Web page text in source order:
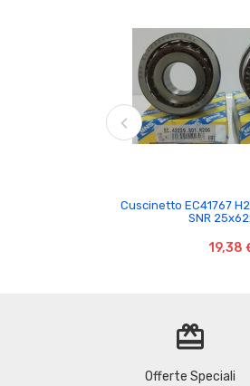

Cuscinetto EC41767
SNR
19,38
redeem
Offerte Speciali